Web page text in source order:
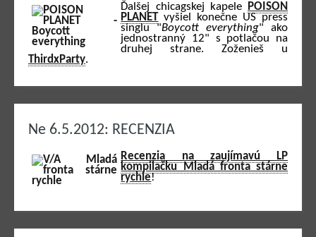
Ďalšej chicagskej kapele
POISON
PLANETvyšiel konečne US press
singlu "Boycott everything" ako
jednostranný 12" s potlačou na
druhej strane. Zoženieš u
ThirdxParty.
Ne 6.5.2012: RECENZIA
Recenzia na zaujímavú LP
kompilačku Mladá fronta stárne
rychle!